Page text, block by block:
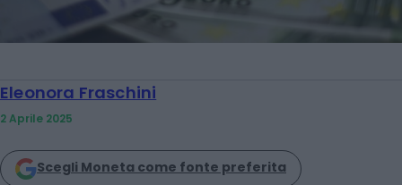
Eleonora Fraschini
2 Aprile 2025
Scegli Moneta come fonte preferita